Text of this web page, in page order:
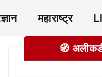
महाराष्ट्र
🧭